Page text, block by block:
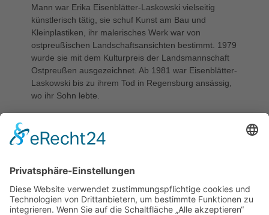
Mann war Erika Eisenblätter-Laskowski vielseitig
künstlerisch tätig, sie schuf Kunst am Bau und
Kleinplastiken, ihr malerisches Werk war von
ostpreußischen Landschaftsansichten bestimmt. 1979
wurde sie mit dem Kulturpreis der Landsmannschaft
Ostpreußen ausgezeichnet. Ab 1981 war Eisenblätter-
Laskowski bis zu ihrem Tod in Regensburg ansässig,
wo ihr Sohn lebte.
STIFTER
KATEGORIE
Kunst am Bau